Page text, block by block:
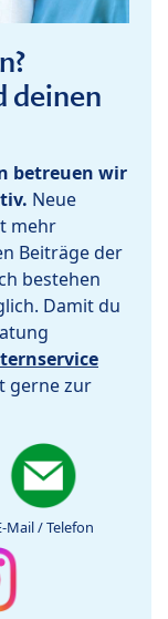
deinen
betreuen wir
Neue
mehr
Beiträge der
bestehen
Damit du
gerne zur
Mail / Telefon